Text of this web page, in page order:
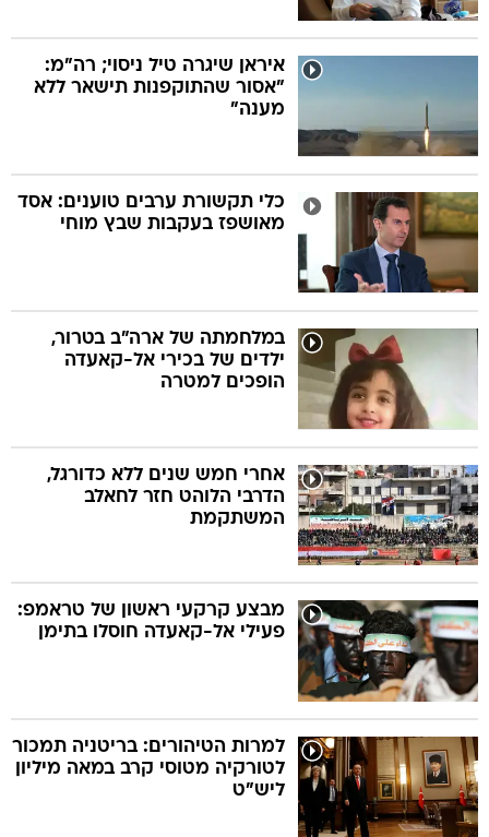
איראן שיגרה טיל ניסוי; רה"מ:
"אסור שהתוקפנות תישאר ללא
מענה"
כלי תקשורת ערבים טוענים: אסד
מאושפז בעקבות שבץ מוחי
במלחמתה של ארה"ב בטרור,
ילדים של בכירי אל-קאעדה
הופכים למטרה
אחרי חמש שנים ללא כדורגל,
הדרבי הלוהט חזר לחאלב
המשתקמת
מבצע קרקעי ראשון של טראמפ:
פעילי אל-קאעדה חוסלו בתימן
למרות הטיהורים: בריטניה תמכור
לטורקיה מטוסי קרב במאה מיליון
ליש"ט